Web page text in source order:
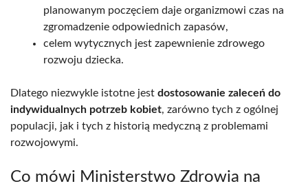
planowanym poczęciem daje organizmowi czas na
zgromadzenie odpowiednich zapasów,
celem wytycznych jest zapewnienie zdrowego
rozwoju dziecka.
Dlatego niezwykle istotne jest dostosowanie zaleceń do
indywidualnych potrzeb kobiet, zarówno tych z ogólnej
populacji, jak i tych z historią medyczną z problemami
rozwojowymi.
Co mówi Ministerstwo Zdrowia na